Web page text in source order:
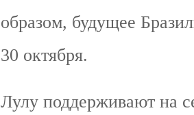
образом, будущее
30 октября.
Лулу поддерживают на